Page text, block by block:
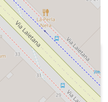
- Tiempo de juego
gracia" del grupo Risa,
programa "Tiempo de